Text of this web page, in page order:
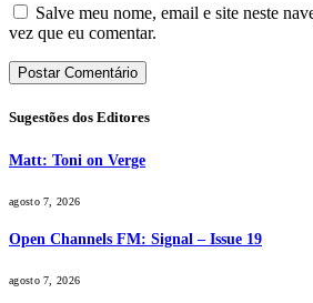
Salve meu nome, email e site neste
vez que eu comentar.
Sugestões dos Editores
Matt: Toni on Verge
agosto 7, 2026
Open Channels FM: Signal – Issue 19
agosto 7, 2026